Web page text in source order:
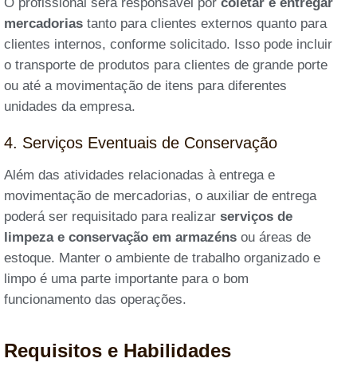
mercadorias tanto para clientes externos quanto para
clientes internos, conforme solicitado. Isso pode incluir
o transporte de produtos para clientes de grande porte
ou até a movimentação de itens para diferentes
unidades da empresa.
4. Serviços Eventuais de Conservação
Além das atividades relacionadas à entrega e
movimentação de mercadorias, o auxiliar de entrega
poderá ser requisitado para realizar serviços de
limpeza e conservação em armazéns ou áreas de
estoque. Manter o ambiente de trabalho organizado e
limpo é uma parte importante para o bom
funcionamento das operações.
Requisitos e Habilidades